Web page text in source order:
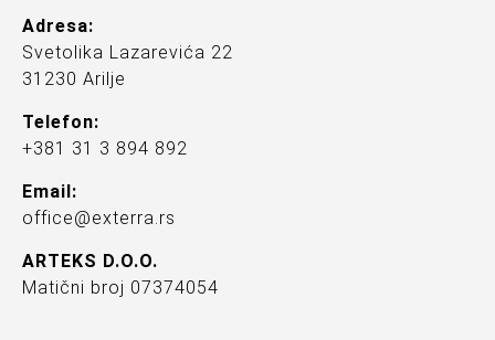
Adresa:
Svetolika Lazarevića 22
31230 Arilje
Telefon:
+381 31 3 894 892
Email:
office@exterra.rs
ARTEKS D.O.O.
Matični broj 07374054